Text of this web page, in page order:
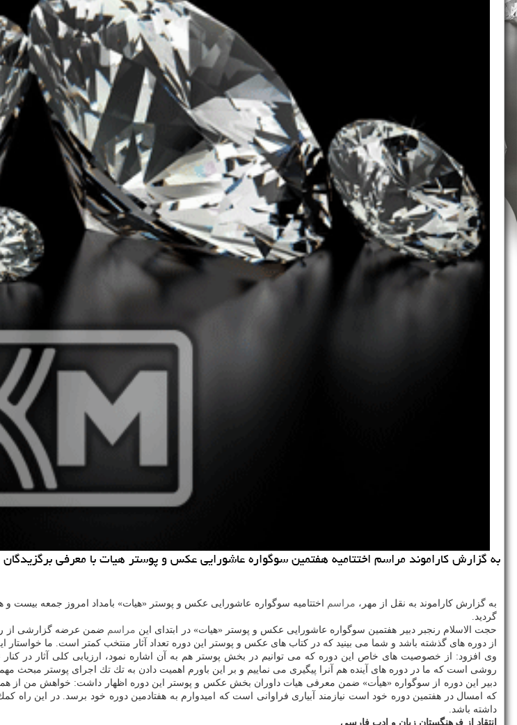
به گزارش كاراموند مراسم اختتامیه هفتمین سوگواره عاشورایی عكس و پوستر هیات با معرفی برگزیدگان
به گزارش كاراموند به نقل از مهر، مراسم اختتامیه سوگواره عاشورایی عكس و پوستر «هیات» بامداد امروز جمعه بیست و
گردید.
حجت الاسلام رنجبر دبیر هفتمین سوگواره عاشورایی عكس و پوستر «هیات» در ابتدای این مراسم ضمن عرضه گزارشی از
از دوره های گذشته باشد و شما می بینید كه در كتاب های عكس و پوستر این دوره تعداد آثار منتخب كمتر است. ما خواستار
وی افزود: از خصوصیت های خاص این دوره كه می توانیم در بخش پوستر هم به آن اشاره نمود، ارزیابی كلی آثار در
روشی است كه ما در دوره های آینده هم آنرا پیگیری می نماییم و بر این باورم اهمیت دادن به تك تك اجرای پوستر مبحث
دبیر این دوره از سوگواره «هیأت» ضمن معرفی هیات داوران بخش عكس و پوستر این دوره اظهار داشت: خواهش من از
كه امسال در هفتمین دوره خود است نیازمند آبیاری فراوانی است كه امیدوارم به هفتادمین دوره خود برسد. در این
داشته باشد.
انتقاد از فرهنگستان زبان و ادب فارسی